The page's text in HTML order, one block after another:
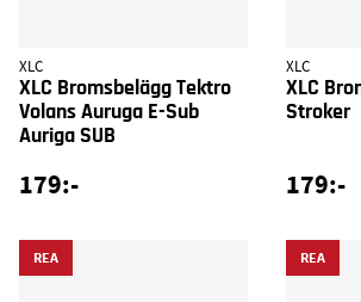
XLC
XLC Bromsbelägg Tektro
Volans Auruga E-Sub
Auriga SUB
179:-
XLC
XLC
Stroker
179:-
REA REA